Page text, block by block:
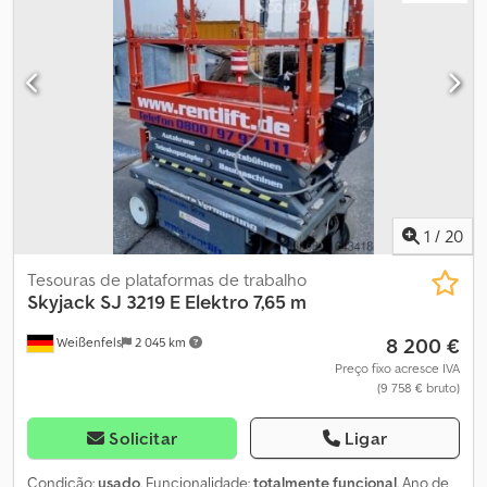
fabricação: 2021 Dsdsyfmyyopfx Acqokr Motor: Elétrico Altura de
trabalho: 15,70 m Altura de trabalho: 13,70 m Extensão da
plataforma: 0,90 m Dimensões da plataforma (CxL): 2,27 x 1,12 m
Dimensões totais (CxLxA): 2,84 x 1,19 x 2,22 m Carga máxima: 250 kg
Carga com plataforma estendida: 113 kg Máxima capacidade de
subida: 25% Velocidade de deslocamento: 0,8 - 5,0 km/h Peso:
3.220 kg Totalmente funcional, sinais gerais de uso
1 / 20
Weißenfels 2 045 km
Tesouras de plataformas de trabalho
Skyjack SJ 3219 E Elektro 7,65 m
8 200 €
Preço fixo acresce IVA
(9 758 € bruto)
Solicitar Ligar
Condição:usado, Funcionalidade:totalmente funcional, Ano de